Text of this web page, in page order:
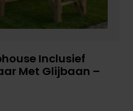
Inclusief
Met Glijbaan –